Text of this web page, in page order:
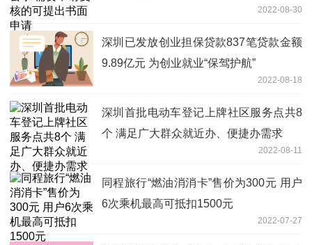
2022-08-30
深圳已发放创业担保贷款837笔贷款金额
9.89亿元 为创业就业“保驾护航”
2022-08-18
深圳首批电动车登记上牌社区服务点共8
个 满足广大群众就近办、便捷办需求
2022-08-11
同程旅行“燃油消消卡”售价为300元 用户
6次乘机最高可抵扣1500元
2022-07-27